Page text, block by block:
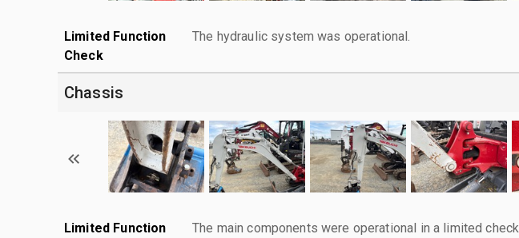
Limited Function
Check
The hydraulic system was operational.
Chassis
Limited Function
The main components were operational in a limited check.